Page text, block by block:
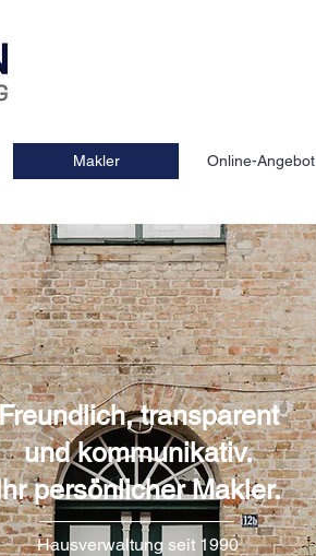
Makler Online-Angebot
transparent
und kommunikativ.
persönlicher Makler.
Hausverwaltung seit 1990